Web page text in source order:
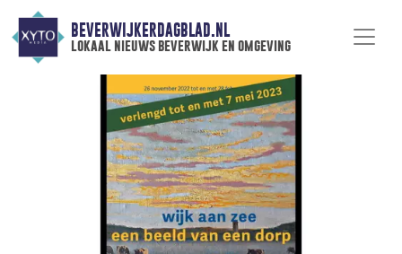
BEVERWIJKERDAGBLAD.NL
lokaal nieuws beverwijk en omgeving